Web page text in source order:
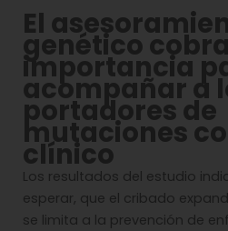
El
genético
importancia
acompañar a
portadores de
mutaciones
clínico
Los resultados del estudio
esperar, que el cribado
se limita a la prevención de